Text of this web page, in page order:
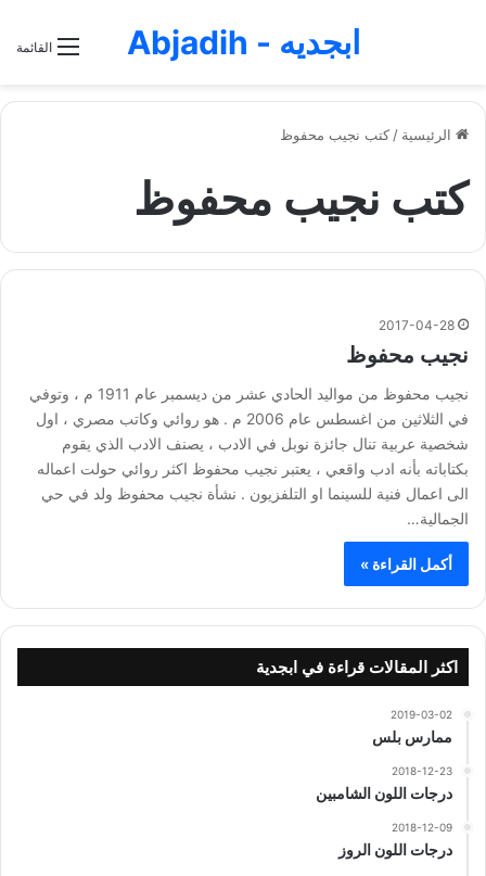
القائمة ابجديه - Abjadih
الرئيسية / كتب نجيب محفوظ
كتب نجيب محفوظ
2017-04-28
نجيب محفوظ
نجيب محفوظ من مواليد الحادي عشر من ديسمبر عام 1911 م ، وتوفي
في الثلاثين من اغسطس عام 2006 م . هو روائي وكاتب مصري ، اول
شخصية عربية تنال جائزة نوبل في الادب ، يصنف الادب الذي يقوم
بكتاباته بأنه ادب واقعي ، يعتبر نجيب محفوظ اكثر روائي حولت اعماله
الى اعمال فنية للسينما او التلفزيون . نشأة نجيب محفوظ ولد في حي
الجمالية…
أكمل القراءة »
اكثر المقالات قراءة في ابجدية
2019-03-02
ممارس بلس
2018-12-23
درجات اللون الشامبين
2018-12-09
درجات اللون الروز